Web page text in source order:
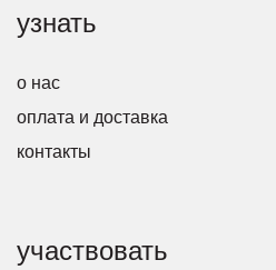
узнать
о нас
оплата и доставка
контакты
участвовать